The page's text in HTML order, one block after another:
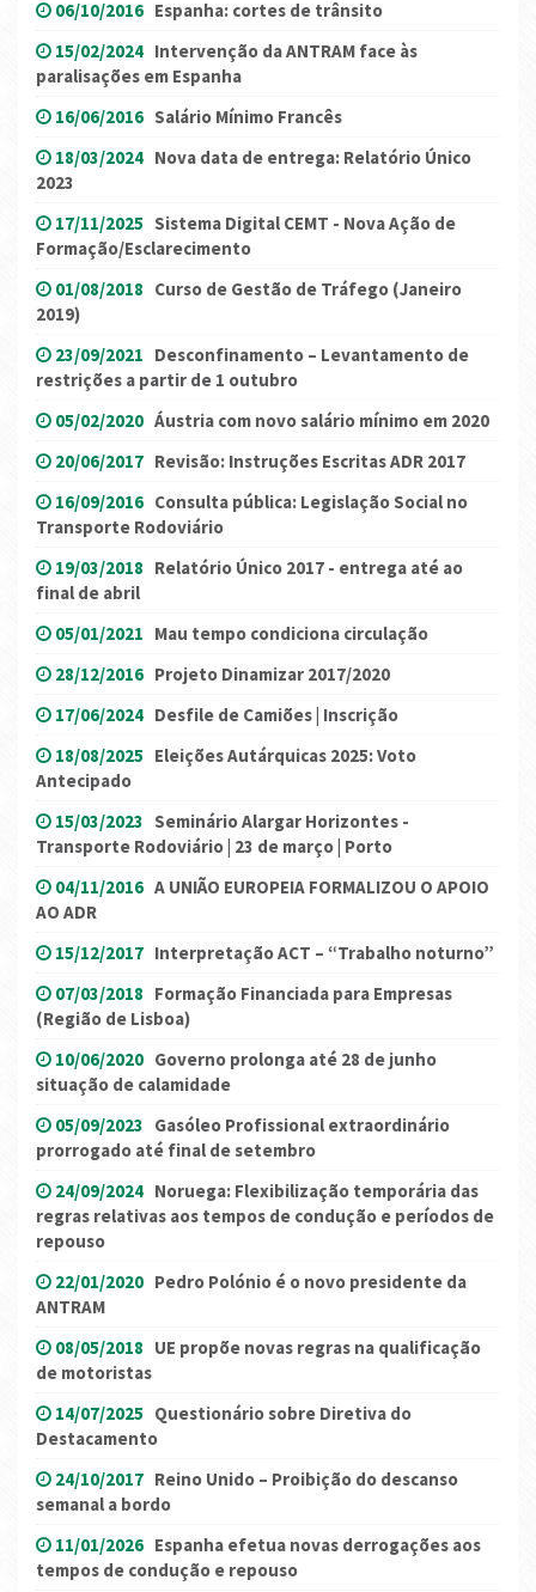
06/10/2016 Espanha: cortes de trânsito
15/02/2024 Intervenção da ANTRAM face às
paralisações em Espanha
16/06/2016 Salário Mínimo Francês
18/03/2024 Nova data de entrega: Relatório Único
2023
17/11/2025 Sistema Digital CEMT - Nova Ação de
Formação/Esclarecimento
01/08/2018 Curso de Gestão de Tráfego (Janeiro
2019)
23/09/2021 Desconfinamento – Levantamento de
restrições a partir de 1 outubro
05/02/2020 Áustria com novo salário mínimo em 2020
20/06/2017 Revisão: Instruções Escritas ADR 2017
16/09/2016 Consulta pública: Legislação Social no
Transporte Rodoviário
19/03/2018 Relatório Único 2017 - entrega até ao
final de abril
05/01/2021 Mau tempo condiciona circulação
28/12/2016 Projeto Dinamizar 2017/2020
17/06/2024 Desfile de Camiões | Inscrição
18/08/2025 Eleições Autárquicas 2025: Voto
Antecipado
15/03/2023 Seminário Alargar Horizontes -
Transporte Rodoviário | 23 de março | Porto
04/11/2016 A UNIÃO EUROPEIA FORMALIZOU O APOIO
AO ADR
15/12/2017 Interpretação ACT – “Trabalho noturno”
07/03/2018 Formação Financiada para Empresas
(Região de Lisboa)
10/06/2020 Governo prolonga até 28 de junho
situação de calamidade
05/09/2023 Gasóleo Profissional extraordinário
prorrogado até final de setembro
24/09/2024 Noruega: Flexibilização temporária das
regras relativas aos tempos de condução e períodos de
repouso
22/01/2020 Pedro Polónio é o novo presidente da
ANTRAM
08/05/2018 UE propõe novas regras na qualificação
de motoristas
14/07/2025 Questionário sobre Diretiva do
Destacamento
24/10/2017 Reino Unido – Proibição do descanso
semanal a bordo
11/01/2026 Espanha efetua novas derrogações aos
tempos de condução e repouso